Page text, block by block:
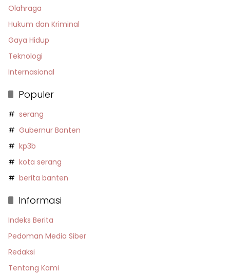
Olahraga
Hukum dan Kriminal
Gaya Hidup
Teknologi
Internasional
Populer
serang
Gubernur Banten
kp3b
kota serang
berita banten
Informasi
Indeks Berita
Pedoman Media Siber
Redaksi
Tentang Kami